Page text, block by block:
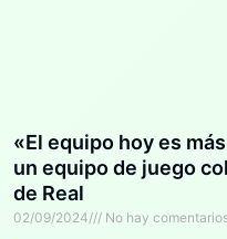
«El equipo hoy es
un equipo de juego
de Real
02/09/2024 No hay